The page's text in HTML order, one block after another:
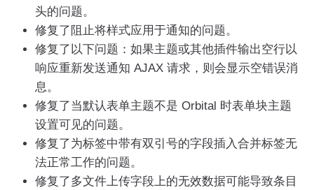
头的问题。
修复了阻止将样式应用于通知的问题。
修复了以下问题：如果主题或其他插件输出空行以
响应重新发送通知 AJAX 请求，则会显示空错误消
息。
修复了当默认表单主题不是 Orbital 时表单块主题
设置可见的问题。
修复了为标签中带有双引号的字段插入合并标签无
法正常工作的问题。
修复了多文件上传字段上的无效数据可能导致条目